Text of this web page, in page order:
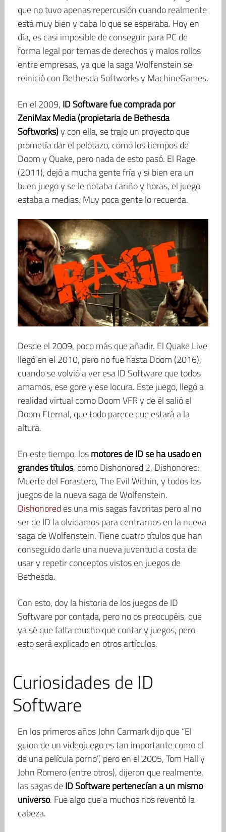
que no tuvo apenas repercusión cuando realmente
está muy bien y daba lo que se esperaba. Hoy en
día, es casi imposible de conseguir para PC de
forma legal por temas de derechos y malos rollos
entre empresas, ya que la saga Wolfenstein se
reinició con Bethesda Softworks y MachineGames.
En el 2009, ID Software fue comprada por
ZeniMax Media (propietaria de Bethesda
Softworks)y con ella, se trajo un proyecto que
prometía dar el pelotazo, como los tiempos de
Doom y Quake, pero nada de esto pasó. El Rage
(2011), dejó a mucha gente fría y si bien era un
buen juego y se le notaba cariño y horas, el juego
estaba a medias. Muy poca gente lo recuerda.
Desde el 2009, poco más que añadir. El Quake Live
llegó en el 2010, pero no fue hasta Doom (2016),
cuando se volvió a ver esa ID Software que todos
amamos, ese gore y ese locura. Este juego, llegó a
realidad virtual como Doom VFR y de él salió el
Doom Eternal, que todo parece que estará a la
altura.
En este tiempo, losmotores de ID se ha usado en
grandes títulos, como Dishonored 2, Dishonored:
Muerte del Forastero, The Evil Within, y todos los
juegos de la nueva saga de Wolfenstein.
Dishonored es una mis sagas favoritas pero al no
ser de ID la olvidamos para centrarnos en la nueva
saga de Wolfenstein. Tiene cuatro títulos que han
conseguido darle una nueva juventud a costa de
usar y repetir conceptos vistos en juegos de
Bethesda.
Con esto, doy la historia de los juegos de ID
Software por contada, pero no os preocupéis, que
ya sé que falta mucho que contar y juegos, pero
esto será explicado en otros artículos.
Curiosidades de ID
Software
En los primeros años John Carmark dijo que “El
guion de un videojuego es tan importante como el
de una película porno”, pero en el 2005, Tom Hall y
John Romero (entre otros), dijeron que realmente,
las sagas deID Software pertenecían a un mismo
universo. Fue algo que a muchos nos reventó la
cabeza.